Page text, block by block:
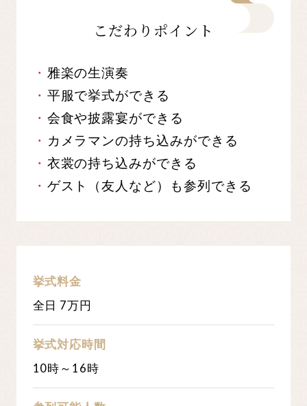
こだわりポイント
雅楽の生演奏
平服で挙式ができる
会食や披露宴ができる
カメラマンの持ち込みができる
衣裳の持ち込みができる
ゲスト（友人など）も参列できる
挙式料金
全日 7万円
挙式対応時間
10時～16時